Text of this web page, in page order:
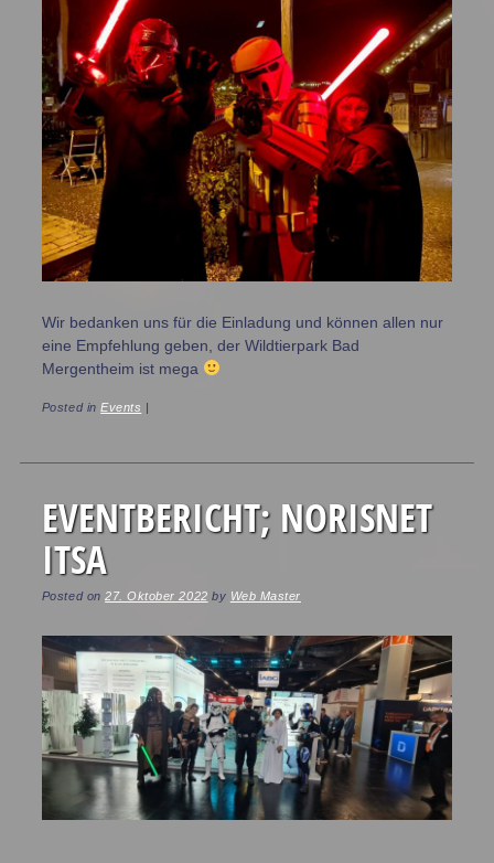
Wir bedanken uns für die Einladung und können allen nur
eine Empfehlung geben, der Wildtierpark Bad
Mergentheim ist mega
Posted inEvents
EVENTBERICHT; NORISNET
ITSA
Posted on27. Oktober 2022 by Web Master